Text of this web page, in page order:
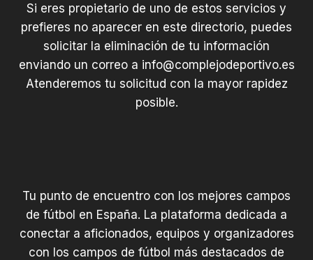
Si eres propietario de uno de estos servicios y
prefieres no aparecer en este directorio, puedes
solicitar la eliminación de tu información
enviando un correo a info@complejodeportivo.es
Atenderemos tu solicitud con la mayor rapidez
posible.
Tu punto de encuentro con los mejores campos
de fútbol en España. La plataforma dedicada a
conectar a aficionados, equipos y organizadores
con los campos de fútbol más destacados de